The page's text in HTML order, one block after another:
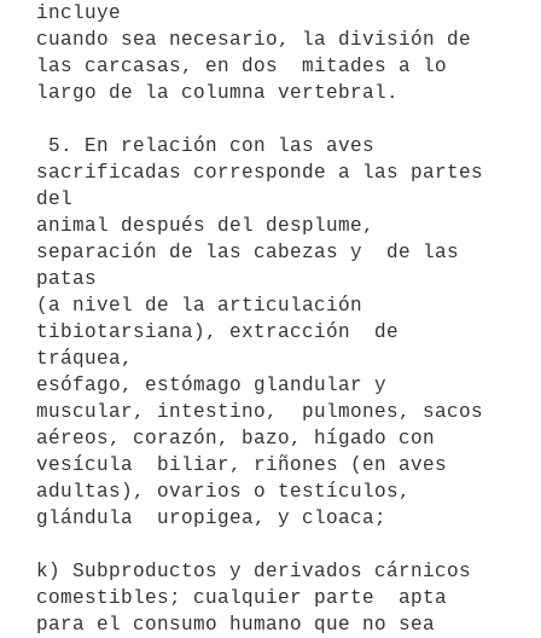
incluye
cuando sea necesario, la división de
las carcasas, en dos  mitades a lo
largo de la columna vertebral.
sacrificadas corresponde a las partes
del
animal después del desplume,
separación de las cabezas y  de las
patas
(a nivel de la articulación
tibiotarsiana), extracción  de
tráquea,
esófago, estómago glandular y
muscular, intestino,  pulmones, sacos
aéreos, corazón, bazo, hígado con
vesícula  biliar, riñones (en aves
adultas), ovarios o testículos,
glándula  uropigea, y cloaca;
k) Subproductos y derivados cárnicos
comestibles; cualquier parte  apta
para el consumo humano que no sea